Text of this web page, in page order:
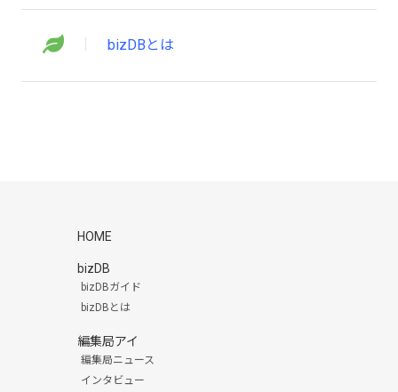
bizDBとは
HOME
bizDB
bizDBガイド
bizDBとは
編集局アイ
編集局ニュース
インタビュー